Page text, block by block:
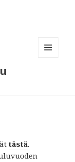
tästä.